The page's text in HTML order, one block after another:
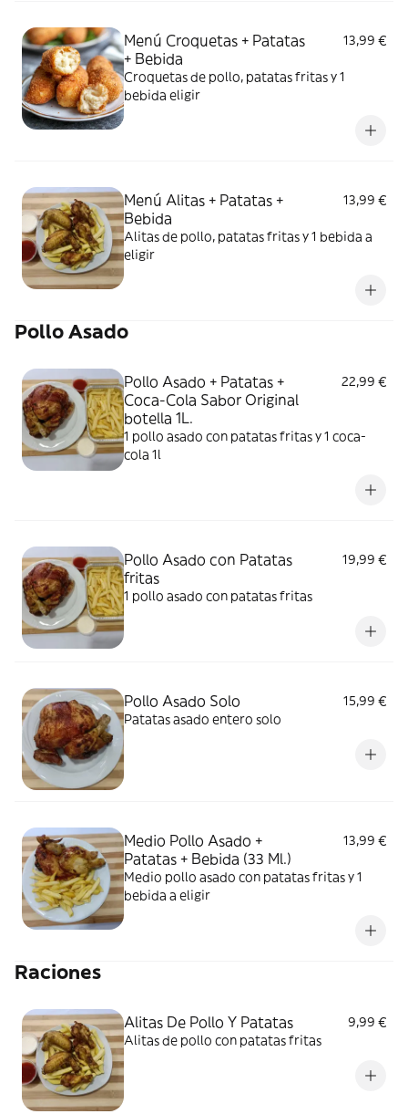
Menú Croquetas + Patatas
+ Bebida
13,99 €
Croquetas de pollo, patatas fritas y 1
bebida eligir
Menú Alitas + Patatas +
Bebida
13,99 €
Alitas de pollo, patatas fritas y 1 bebida a
eligir
Pollo Asado
Pollo Asado + Patatas +
Coca-Cola Sabor Original
botella 1L.
22,99 €
1 pollo asado con patatas fritas y 1 coca-
cola 1l
Pollo Asado con Patatas
fritas
19,99 €
1 pollo asado con patatas fritas
Pollo Asado Solo
15,99 €
Patatas asado entero solo
Medio Pollo Asado +
Patatas + Bebida (33 Ml.)
13,99 €
Medio pollo asado con patatas fritas y 1
bebida a eligir
Raciones
Alitas De Pollo Y Patatas
9,99 €
Alitas de pollo con patatas fritas